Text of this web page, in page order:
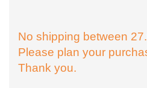
No shipping between
Please plan your
Thank you.